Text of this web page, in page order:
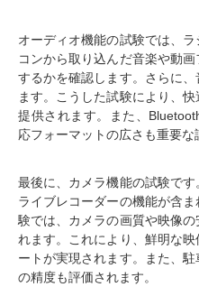
オーディオ機能の試験では、
コンから取り込んだ音楽や動
するかを確認します。さらに
ます。こうした試験により、
提供されます。また、
応フォーマットの広さも重要な
最後に、カメラ機能の試験で
ライブレコーダーの機能が含
験では、カメラの画質や映像
れます。これにより、鮮明な
ートが実現されます。また、
の精度も評価されます。